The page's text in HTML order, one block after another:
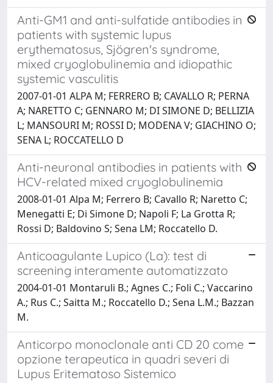
Anti-GM1 and anti-sulfatide antibodies in
patients with systemic lupus
erythematosus, Sjögren's syndrome,
mixed cryoglobulinemia and idiopathic
systemic vasculitis
2007-01-01 ALPA M; FERRERO B; CAVALLO R; PERNA
A; NARETTO C; GENNARO M; DI SIMONE D; BELLIZIA
L; MANSOURI M; ROSSI D; MODENA V; GIACHINO O;
SENA L; ROCCATELLO D
Anti-neuronal antibodies in patients with
HCV-related mixed cryoglobulinemia
2008-01-01 Alpa M; Ferrero B; Cavallo R; Naretto C;
Menegatti E; Di Simone D; Napoli F; La Grotta R;
Rossi D; Baldovino S; Sena LM; Roccatello D.
Anticoagulante Lupico (La): test di
screening interamente automatizzato
2004-01-01 Montaruli B.; Agnes C.; Foli C.; Vaccarino
A.; Rus C.; Saitta M.; Roccatello D.; Sena L.M.; Bazzan
M.
Anticorpo monoclonale anti CD 20 come
opzione terapeutica in quadri severi di
Lupus Eritematoso Sistemico